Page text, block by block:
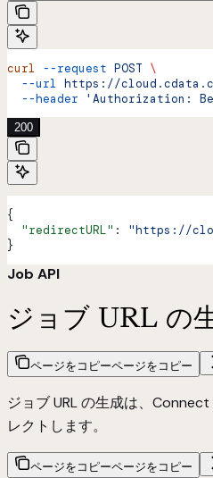
curl --request POST \
  --url
https://
  --header
'Authorization:
200
{
  "redirectURL"
: "https://
}
Job API
ジョブ URL の
ページをコピーページをコピー
ジョブ URL の生成は、
レクトします。
ページをコピーページをコピー